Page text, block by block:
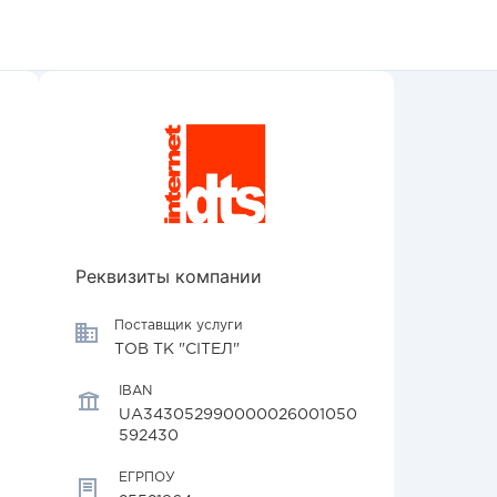
Реквизиты компании
Поставщик услуги
ТОВ ТК "СІТЕЛ"
IBAN
UA343052990000026001050
592430
ЕГРПОУ